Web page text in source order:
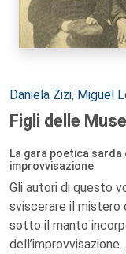
Autori:
Daniela Zizi, Miguel
Figli delle Muse
La gara poetica
improvvisazione
Gli autori di questo
sviscerare il mistero
sotto il manto